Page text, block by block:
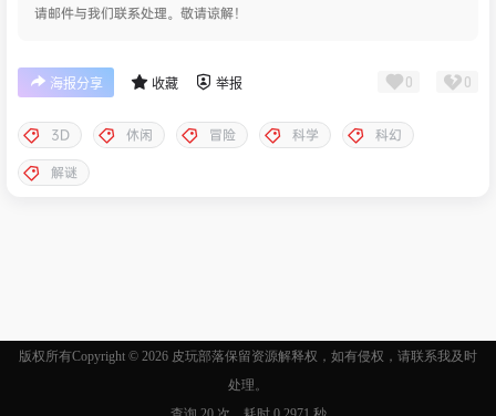
请邮件与我们联系处理。敬请谅解！
海报分享 收藏 举报 0 0
3D 休闲 冒险 科学
科幻
解谜
版权所有Copyright © 2026 皮玩部落保留资源解释权，如有侵权，请联系我及时
处理。